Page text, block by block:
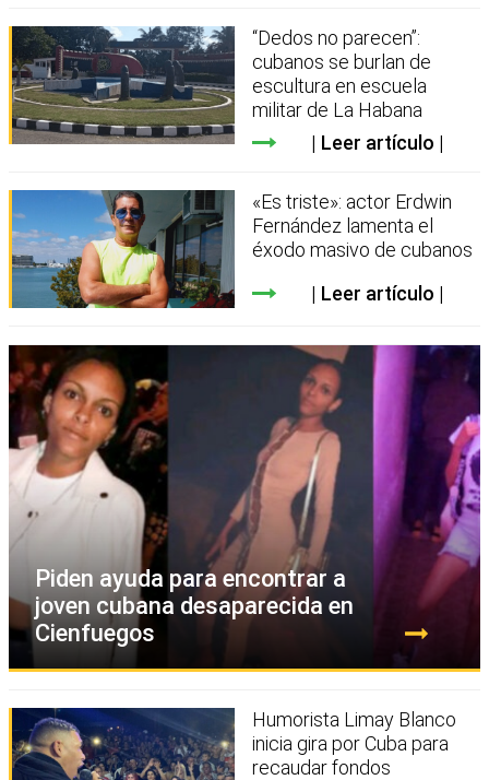
“Dedos no parecen”:
cubanos se burlan de
escultura en escuela
militar de La Habana
Leer artículo
«Es triste»: actor Erdwin
Fernández lamenta el
éxodo masivo de cubanos
Leer artículo
Piden ayuda para encontrar a
joven cubana desaparecida en
Cienfuegos
Humorista Limay Blanco
inicia gira por Cuba para
recaudar fondos